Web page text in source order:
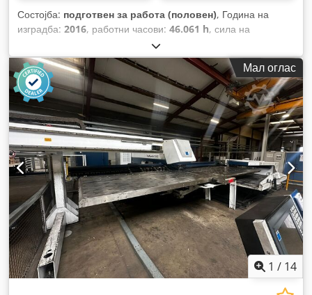
Состојба: подготвен за работа (половен), Година на
изградба: 2016, работни часови: 46.061 h, сила на
, макс. дебелина на лим:
на движење на Х-оската:3.050 мм, движење по оската Y:
1.550 мм, Мал оглас
1 / 14